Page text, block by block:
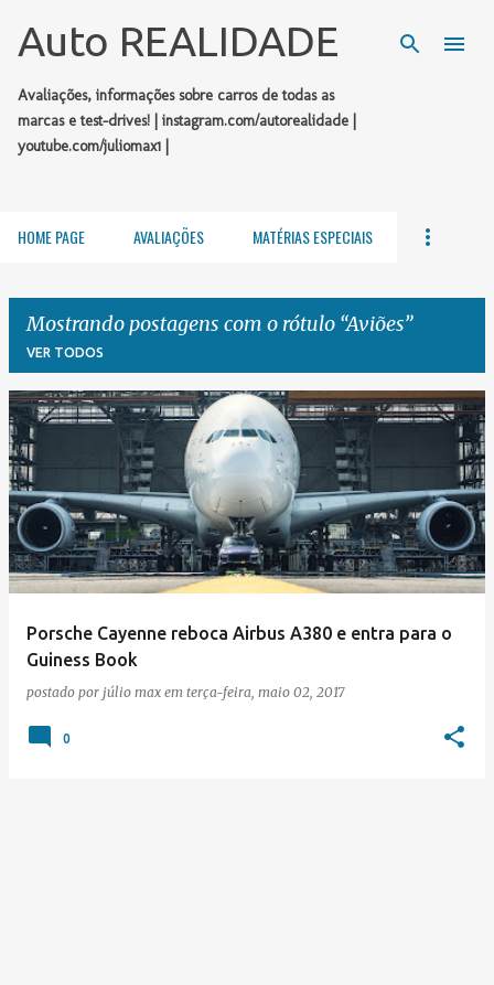
Pular para o conteúdo principal
Auto REALIDADE
Avaliações, informações sobre carros de todas as
marcas e test-drives! | instagram.com/autorealidade |
youtube.com/juliomax1 |
HOME PAGE AVALIAÇÕES MATÉRIAS ESPECIAIS
Mostrando postagens com o rótulo Aviões
VER TODOS
P
o
s
t
a
g
Porsche Cayenne reboca Airbus A380 e entra para o
Guiness Book
postado por júlio max em terça-feira, maio 02, 2017
0